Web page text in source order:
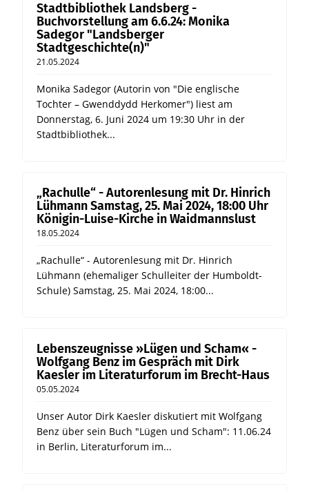
Stadtbibliothek Landsberg -
Buchvorstellung am 6.6.24: Monika
Sadegor "Landsberger
Stadtgeschichte(n)"
21.05.2024
Monika Sadegor (Autorin von "Die englische
Tochter – Gwenddydd Herkomer") liest am
Donnerstag, 6. Juni 2024 um 19:30 Uhr in der
Stadtbibliothek...
„Rachulle“ - Autorenlesung mit Dr. Hinrich
Lühmann Samstag, 25. Mai 2024, 18:00 Uhr
Königin-Luise-Kirche in Waidmannslust
18.05.2024
„Rachulle“ - Autorenlesung mit Dr. Hinrich
Lühmann (ehemaliger Schulleiter der Humboldt-
Schule) Samstag, 25. Mai 2024, 18:00...
Lebenszeugnisse »Lügen und Scham« -
Wolfgang Benz im Gespräch mit Dirk
Kaesler im Literaturforum im Brecht-Haus
05.05.2024
Unser Autor Dirk Kaesler diskutiert mit Wolfgang
Benz über sein Buch "Lügen und Scham": 11.06.24
in Berlin, Literaturforum im...